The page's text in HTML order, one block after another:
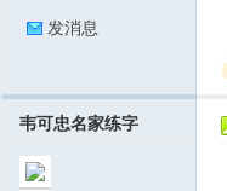
发消息
韦可忠名家练字